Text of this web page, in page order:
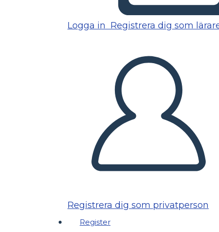
Logga in Registrera dig som
Registrera dig som privatperson
Register